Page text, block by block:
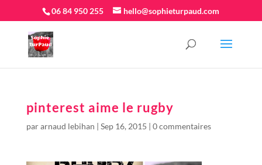
06 84 950 255 hello@sophieturpaud.com
pinterest aime le rugby
pararnaud lebihan | Sep 16, 2015 | 0 commentaires